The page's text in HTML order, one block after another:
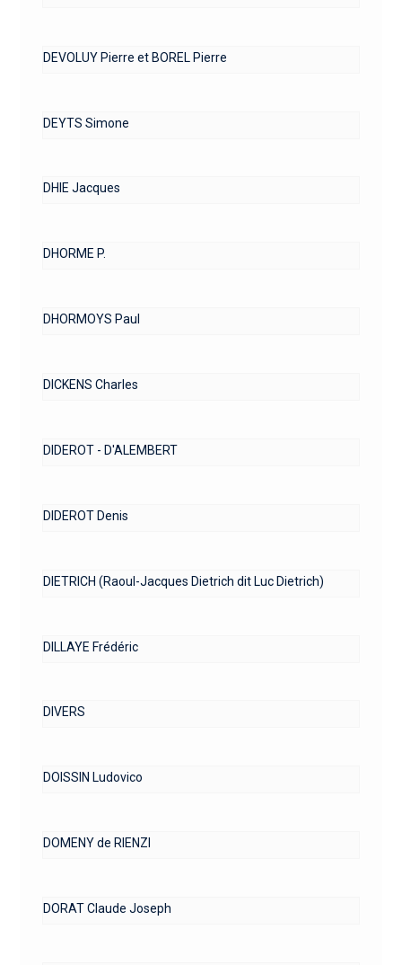
DEVOLUY Pierre et BOREL Pierre
DEYTS Simone
DHIE Jacques
DHORME P.
DHORMOYS Paul
DICKENS Charles
DIDEROT - D'ALEMBERT
DIDEROT Denis
DIETRICH (Raoul-Jacques Dietrich dit Luc Dietrich)
DILLAYE Frédéric
DIVERS
DOISSIN Ludovico
DOMENY de RIENZI
DORAT Claude Joseph